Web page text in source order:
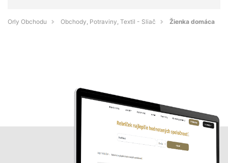
Orly Obchodu Obchody, Potraviny, Textil - Sliač Žienka domáca